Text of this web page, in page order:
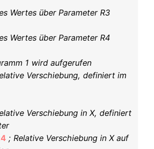
Wertes über Parameter R3
Wertes über Parameter R4
1 wird aufgerufen
Verschiebung, definiert im
Verschiebung in X, definiert
; Relative Verschiebung in X auf